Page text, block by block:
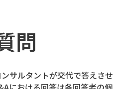
問
サルタントが交代で答えさせ